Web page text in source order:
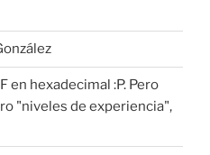
en hexadecimal :P. Pero
"niveles de experiencia",